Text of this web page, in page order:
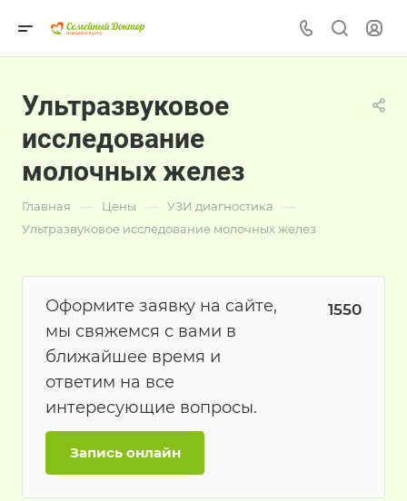
Ультразвуковое
исследование
молочных желез
Главная — Цены — УЗИ диагностика —
Ультразвуковое исследование молочных желез
Оформите заявку на сайте,
мы свяжемся с вами в
ближайшее время и
ответим на все
интересующие вопросы.
1550
Запись онлайн